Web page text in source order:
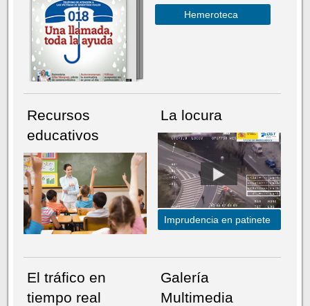
Hemeroteca
Recursos
educativos
La locura
Imprudencia en patinete
El tráfico en
tiempo real
Galería
Multimedia